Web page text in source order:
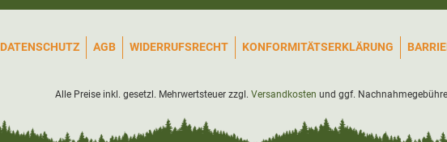
DATENSCHUTZ AGB WIDERRUFSRECHT KONFORMITÄTSERKLÄRUNG
Alle Preise inkl. gesetzl. Mehrwertsteuer zzgl. Versandkosten und ggf.